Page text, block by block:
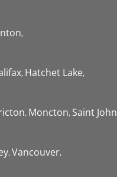
Hatchet Lake
Moncton Saint John
Vancouver